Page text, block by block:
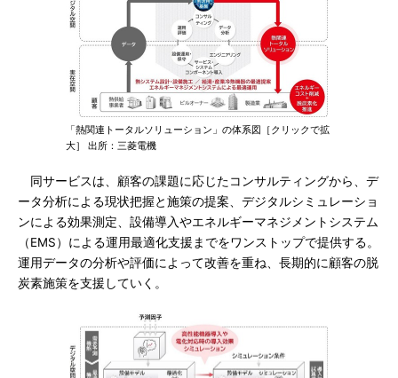
「熱関連トータルソリューション」の体系図［クリックで拡
大］ 出所：三菱電機
同サービスは、顧客の課題に応じたコンサルティングから、デ
ータ分析による現状把握と施策の提案、デジタルシミュレーショ
ンによる効果測定、設備導入やエネルギーマネジメントシステム
（EMS）による運用最適化支援までをワンストップで提供する。
運用データの分析や評価によって改善を重ね、長期的に顧客の脱
炭素施策を支援していく。